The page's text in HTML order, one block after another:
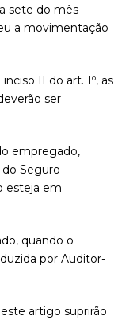
sete do mês
a movimentação
II do art. 1º, as
ser
empregado,
Seguro-
esteja em
quando o
por Auditor-
artigo suprirão